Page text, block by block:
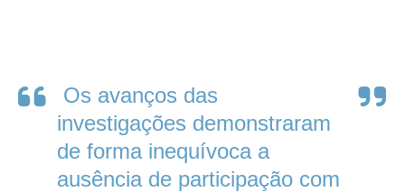
Os avanços das
investigações demonstraram
de forma inequívoca a
ausência de participação com